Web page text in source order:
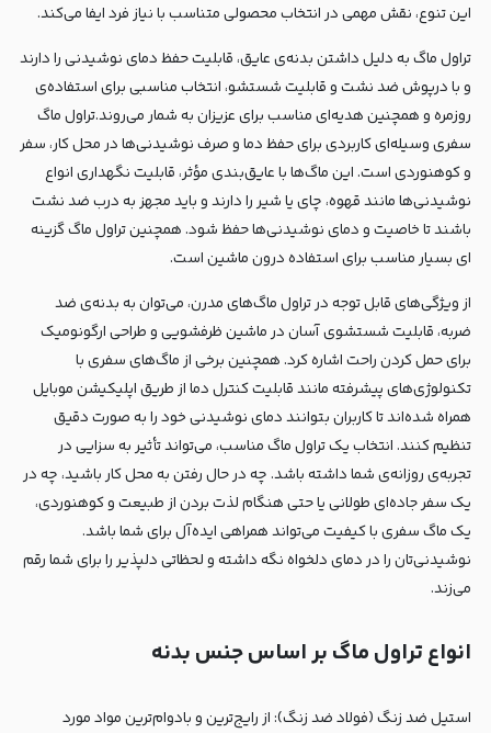
این تنوع، نقش مهمی در انتخاب محصولی متناسب با نیاز فرد ایفا می‌کند.
تراول ماگ‌ به دلیل داشتن بدنه‌ی عایق‌، قابلیت حفظ دمای نوشیدنی را دارند
و با درپوش ضد نشت و قابلیت شستشو، انتخاب مناسبی برای استفاده‌ی
روزمره و همچنین هدیه‌ای مناسب برای عزیزان به شمار می‌روند.تراول ماگ
سفری وسیله‌ای کاربردی برای حفظ دما و صرف نوشیدنی‌ها در محل کار، سفر
و کوهنوردی است. این ماگ‌ها با عایق‌بندی مؤثر، قابلیت نگهداری انواع
نوشیدنی‌ها مانند قهوه، چای یا شیر را دارند و باید مجهز به درب ضد نشت
باشند تا خاصیت و دمای نوشیدنی‌ها حفظ شود. همچنین تراول ماگ گزینه
ای بسیار مناسب برای استفاده درون ماشین است.
از ویژگی‌های قابل توجه در تراول ماگ‌های مدرن، می‌توان به بدنه‌ی ضد
ضربه، قابلیت شستشوی آسان در ماشین ظرفشویی و طراحی ارگونومیک
برای حمل کردن راحت اشاره کرد. همچنین برخی از ماگ‌های سفری با
تکنولوژی‌های پیشرفته مانند قابلیت کنترل دما از طریق اپلیکیشن موبایل
همراه شده‌اند تا کاربران بتوانند دمای نوشیدنی خود را به صورت دقیق
تنظیم کنند. انتخاب یک تراول ماگ مناسب، می‌تواند تأثیر به سزایی در
تجربه‌ی روزانه‌ی شما داشته باشد. چه در حال رفتن به محل کار باشید، چه در
یک سفر جاده‌ای طولانی یا حتی هنگام لذت بردن از طبیعت و کوهنوردی،
یک ماگ سفری با کیفیت می‌تواند همراهی ایده‌آل برای شما باشد.
نوشیدنی‌تان را در دمای دلخواه نگه داشته و لحظاتی دلپذیر را برای شما رقم
می‌زند.
انواع تراول ماگ بر اساس جنس بدنه
استیل ضد زنگ (فولاد ضد زنگ): از رایج‌ترین و بادوام‌ترین مواد مورد